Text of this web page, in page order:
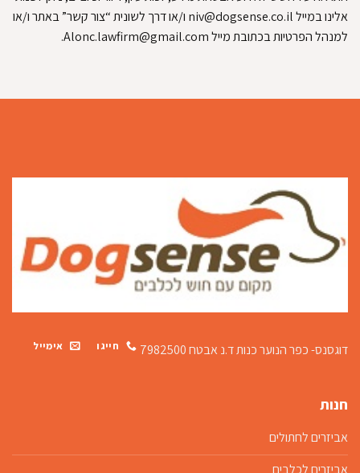
אלינו במייל niv@dogsense.co.il ו/או דרך לשונית “צור קשר” באתר ו/או
למנהל הפרטיות בכתובת מייל Alonc.lawfirm@gmail.com
.
דוגסנס- כפר הנוער כנותד.נ אבטח 7982500 חייגו אימייל
חנות
אביזרים לחתולים
אביזרים לכלבים